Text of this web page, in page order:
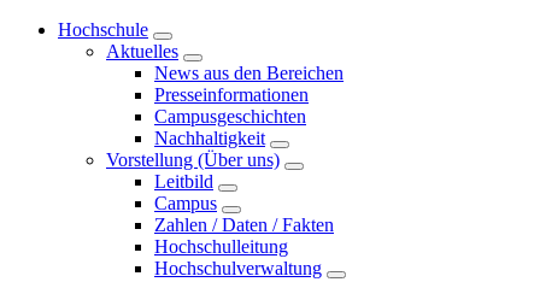
Hochschule
Aktuelles
News aus den Bereichen
Presseinformationen
Campusgeschichten
Nachhaltigkeit
Vorstellung (Über uns)
Leitbild
Campus
Zahlen / Daten / Fakten
Hochschulleitung
Hochschulverwaltung